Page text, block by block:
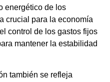
energético de los
crucial para la economía
control de los gastos fijos
mantener la estabilidad
también se refleja